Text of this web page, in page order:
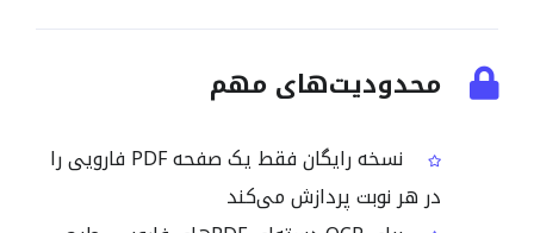
محدودیت‌های مهم
نسخه رایگان فقط یک صفحه PDF فارویی را
در هر نوبت پردازش می‌کند